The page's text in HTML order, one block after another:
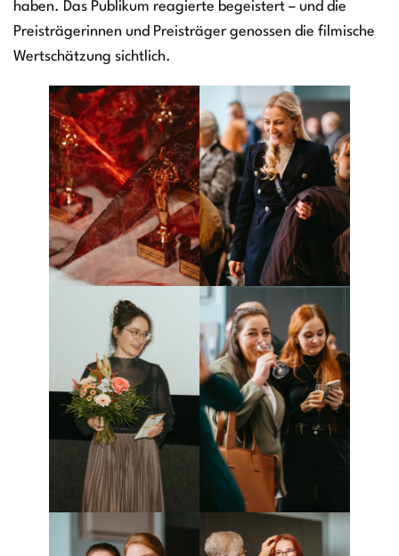
haben. Das Publikum reagierte begeistert – und die
Preisträgerinnen und Preisträger genossen die filmische
Wertschätzung sichtlich.